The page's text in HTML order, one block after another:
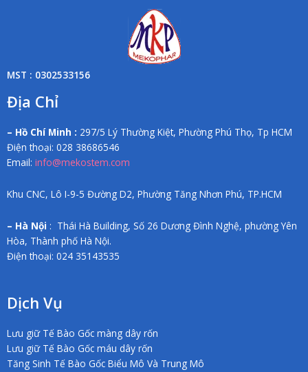
MST : 0302533156
Địa Chỉ
– Hồ Chí Minh : 297/5 Lý Thường Kiệt, Phường Phú Thọ, Tp HCM
Điện thoại: 028 38686546
Email: info@mekostem.com
Khu CNC, Lô I-9-5 Đường D2, Phường Tăng Nhơn Phú, TP.HCM
– Hà Nội : Thái Hà Building, Số 26 Dương Đình Nghệ, phường Yên
Hòa, Thành phố Hà Nội.
Điện thoại: 024 35143535
Dịch Vụ
Lưu giữ Tế Bào Gốc màng dây rốn
Lưu giữ Tế Bào Gốc máu dây rốn
Tăng Sinh Tế Bào Gốc Biểu Mô Và Trung Mô